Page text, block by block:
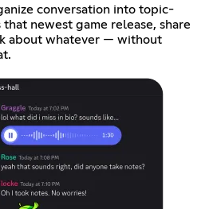
conversation into topic-
that newest game release, share
about whatever — without